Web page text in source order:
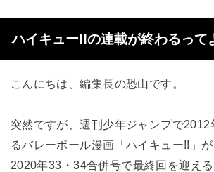
ハイキュー!!の連載が終わるって
こんにちは、編集長の恐山です。
突然ですが、週刊少年ジャンプで2012
るバレーボール漫画「ハイキュー!!」
2020年33・34合併号で最終回を迎える